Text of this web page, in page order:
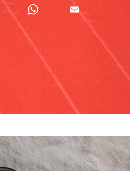
a Facebook (opens in a new
Compartir a with Linkedin
Compartir a with